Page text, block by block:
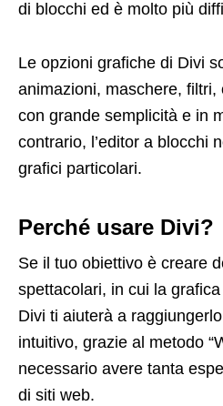
di blocchi ed è molto più
Le opzioni grafiche di Divi
animazioni, maschere,
con grande semplicità e in
contrario, l’editor a blocchi
grafici particolari.
Perché usare Divi?
Se il tuo obiettivo è creare
spettacolari, in cui la
Divi ti aiuterà a
intuitivo, grazie al metodo
necessario avere tanta
di siti web.